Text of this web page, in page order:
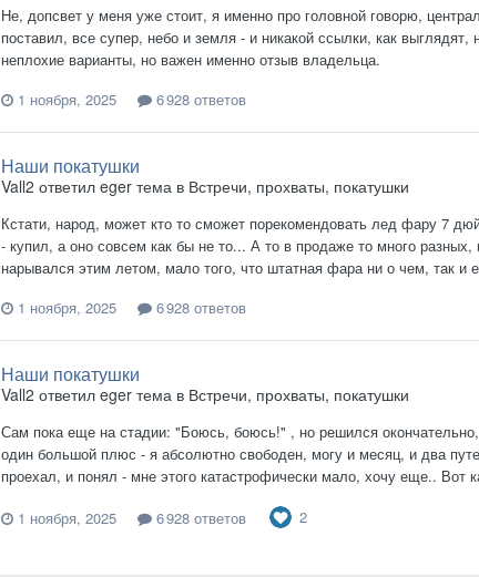
Не, допсвет у меня уже стоит, я именно про головной говорю,
поставил, все супер, небо и земля - и никакой ссылки, как
неплохие варианты, но важен именно отзыв владельца.
1 ноября, 2025
6 928 ответов
Наши покатушки
Vall2 ответил egerтема в Встречи, прохваты, покатушки
Кстати, народ, может кто то сможет порекомендовать лед фару 7
- купил, а оно совсем как бы не то... А то в продаже то много
нарывался этим летом, мало того, что штатная фара ни о чем, так
1 ноября, 2025
6 928 ответов
Наши покатушки
Vall2 ответил egerтема в Встречи, прохваты, покатушки
Сам пока еще на стадии: "Боюсь, боюсь!" , но решился
один большой плюс - я абсолютно свободен, могу и месяц, и два
проехал, и понял - мне этого катастрофически мало, хочу еще.. Вот
1 ноября, 2025
6 928 ответов 2